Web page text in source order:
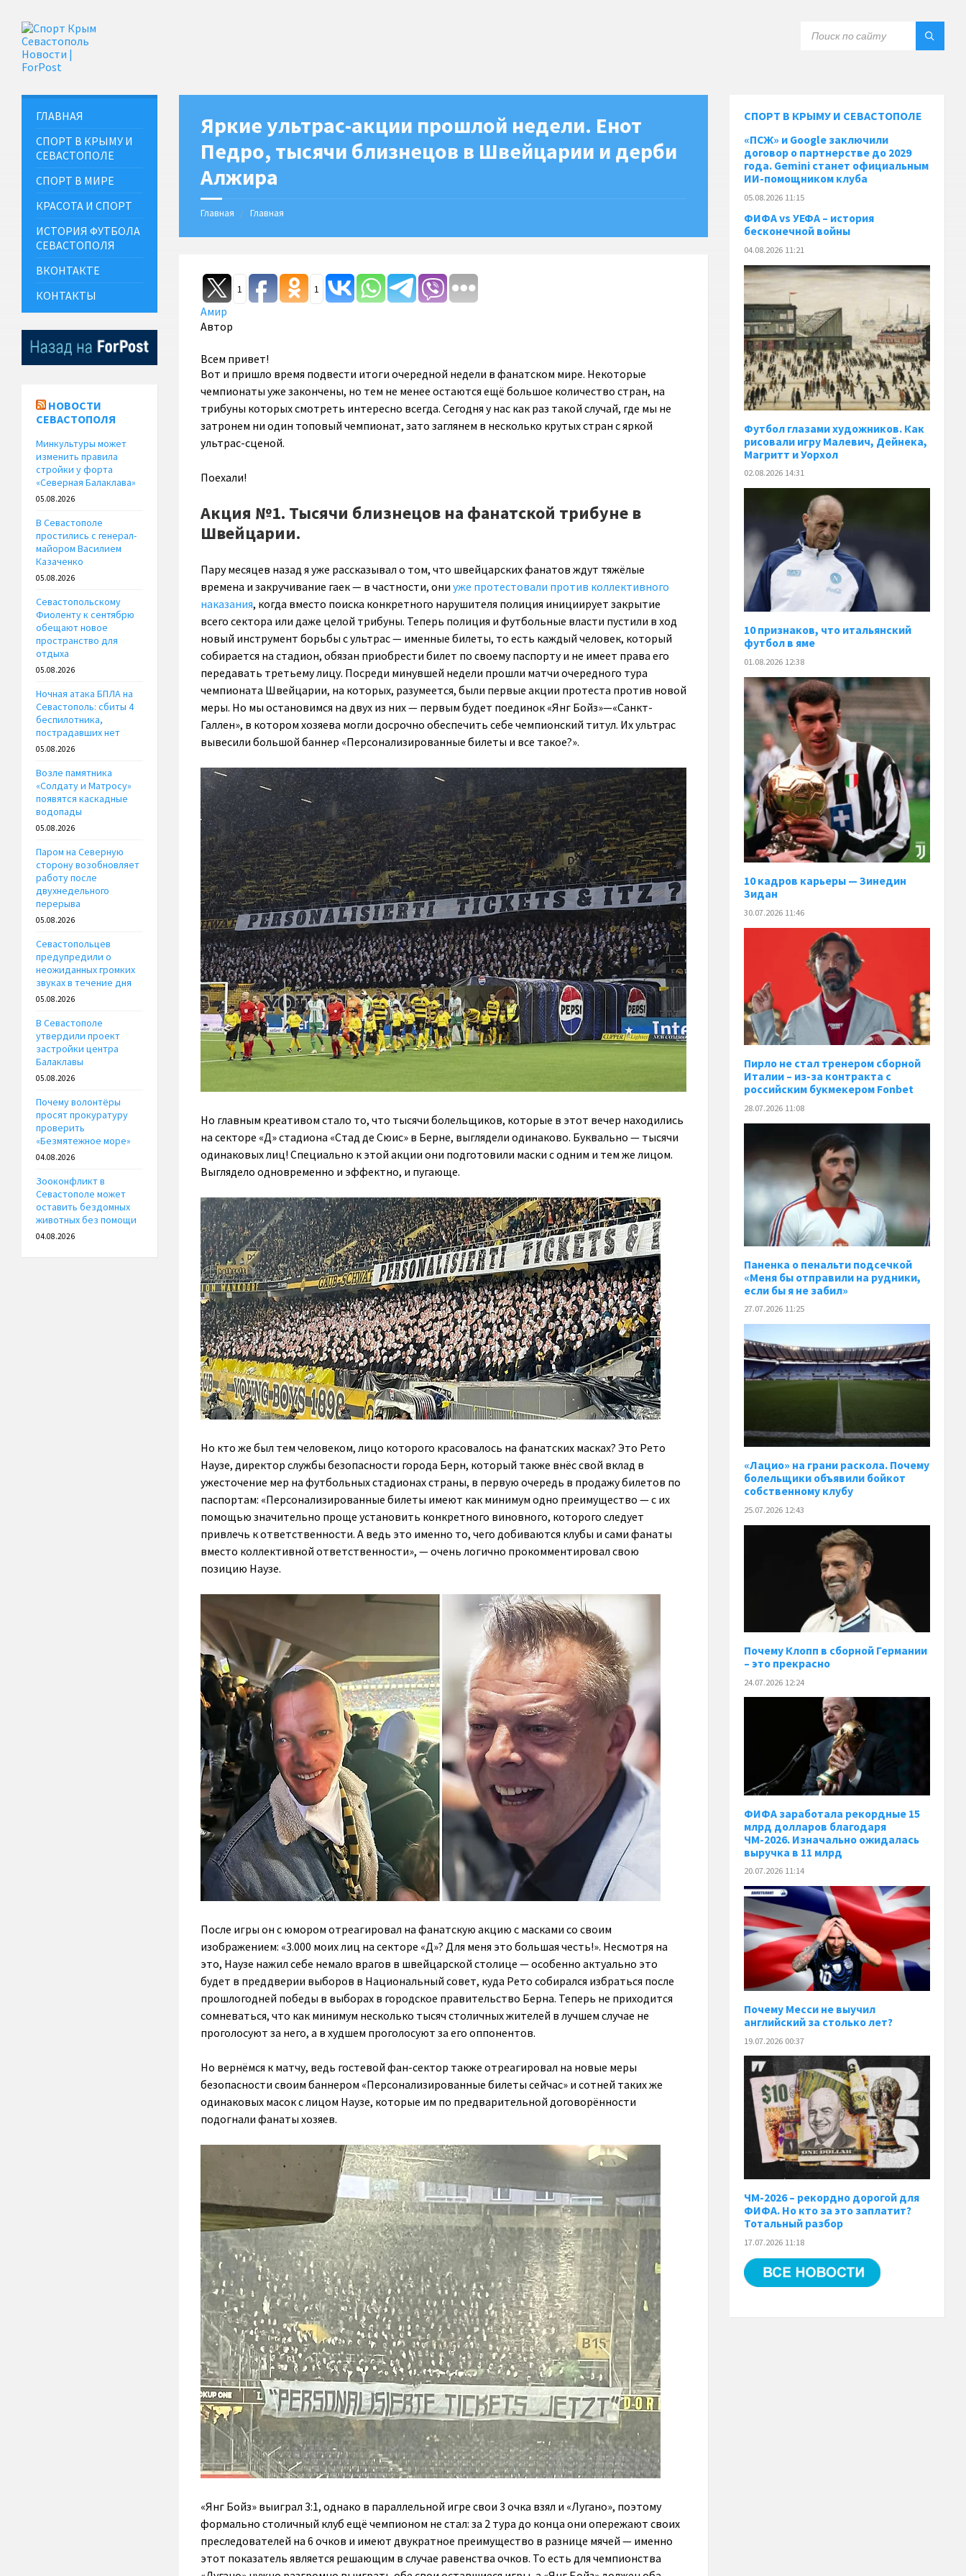
Яркие ультрас-акции прошлой недели. Енот
Педро, тысячи близнецов в Швейцарии и дерби
Алжира
Главная Главная
1 1
Амир
Автор
Всем привет!
Вот и пришло время подвести итоги очередной недели в фанатском мире. Некоторые
чемпионаты уже закончены, но тем не менее остаются ещё большое количество стран, на
трибуны которых смотреть интересно всегда. Сегодня у нас как раз такой случай, где мы не
затронем ни один топовый чемпионат, зато заглянем в несколько крутых стран с яркой
ультрас-сценой.
Поехали!
Акция №1. Тысячи близнецов на фанатской трибуне в
Швейцарии.
Пару месяцев назад я уже рассказывал о том, что швейцарских фанатов ждут тяжёлые
времена и закручивание гаек — в частности, они уже протестовали против коллективного
наказания, когда вместо поиска конкретного нарушителя полиция инициирует закрытие
всего сектора или даже целой трибуны. Теперь полиция и футбольные власти пустили в ход
новый инструмент борьбы с ультрас — именные билеты, то есть каждый человек, который
собирается на стадион, обязан приобрести билет по своему паспорту и не имеет права его
передавать третьему лицу. Посреди минувшей недели прошли матчи очередного тура
чемпионата Швейцарии, на которых, разумеется, были первые акции протеста против новой
меры. Но мы остановимся на двух из них — первым будет поединок «Янг Бойз»—«Санкт-
Галлен», в котором хозяева могли досрочно обеспечить себе чемпионский титул. Их ультрас
вывесили большой баннер «Персонализированные билеты и все такое?».
Но главным креативом стало то, что тысячи болельщиков, которые в этот вечер находились
на секторе «Д» стадиона «Стад де Сюис»в Берне, выглядели одинаково. Буквально — тысячи
одинаковых лиц! Специально к этой акции они подготовили маски с одним и тем же лицом.
Выглядело одновременно и эффектно, и пугающе.
Но кто же был тем человеком, лицо которого красовалось на фанатских масках? Это Рето
Наузе, директор службы безопасности города Берн, который также внёс свой вклад в
ужесточение мер на футбольных стадионах страны, в первую очередь в продажу билетов по
паспортам: «Персонализированные билеты имеют как минимум одно преимущество — с их
помощью значительно проще установить конкретного виновного, которого следует
привлечь к ответственности. А ведь это именно то, чего добиваются клубы и сами фанаты
вместо коллективной ответственности», — очень логично прокомментировал свою
позицию Наузе.
После игры он с юмором отреагировал на фанатскую акцию с масками со своим
изображением: «3.000 моих лиц на секторе «Д»? Для меня это большая честь!». Несмотря на
это, Наузе нажил себе немало врагов в швейцарской столице — особенно актуально это
будет в преддверии выборов в Национальный совет, куда Рето собирался избраться после
прошлогодней победы в выборах в городское правительство Берна. Теперь не приходится
сомневаться, что как минимум несколько тысяч столичных жителей в лучшем случае не
проголосуют за него, а в худшем проголосуют за его оппонентов.
Но вернёмся к матчу, ведь гостевой фан-сектор также отреагировал на новые меры
безопасности своим баннером «Персонализированные билеты сейчас»и сотней таких же
одинаковых масок с лицом Наузе, которые им по предварительной договорённости
подогнали фанаты хозяев.
«Янг Бойз» выиграл 3:1, однако в параллельной игре свои 3 очка взял и «Лугано», поэтому
формально столичный клуб ещё чемпионом не стал: за 2 тура до конца они опережают своих
преследователей на 6 очков и имеют двукратное преимущество в разнице мячей — именно
этот показатель является решающим в случае равенства очков. То есть для чемпионства
ГЛАВНАЯ
СПОРТ В КРЫМУ И
СЕВАСТОПОЛЕ
СПОРТ В МИРЕ
КРАСОТА И СПОРТ
ИСТОРИЯ ФУТБОЛА
СЕВАСТОПОЛЯ
ВКОНТАКТЕ
КОНТАКТЫ
НОВОСТИ
СЕВАСТОПОЛЯ
Минкультуры может
изменить правила
стройки у форта
«Северная Балаклава»
05.08.2026
В Севастополе
простились с генерал-
майором Василием
Казаченко
05.08.2026
Севастопольскому
Фиоленту к сентябрю
обещают новое
пространство для
отдыха
05.08.2026
Ночная атака БПЛА на
Севастополь: сбиты 4
беспилотника,
пострадавших нет
05.08.2026
Возле памятника
«Солдату и Матросу»
появятся каскадные
водопады
05.08.2026
Паром на Северную
сторону возобновляет
работу после
двухнедельного
перерыва
05.08.2026
Севастопольцев
предупредили о
неожиданных громких
звуках в течение дня
05.08.2026
В Севастополе
утвердили проект
застройки центра
Балаклавы
05.08.2026
Почему волонтёры
просят прокуратуру
проверить
«Безмятежное море»
04.08.2026
Зооконфликт в
Севастополе может
оставить бездомных
животных без помощи
04.08.2026
СПОРТ В КРЫМУ И СЕВАСТОПОЛЕ
«ПСЖ» и Google заключили
договор о партнерстве до 2029
года. Gemini станет официальным
ИИ-помощником клуба
05.08.2026 11:15
ФИФА vs УЕФА – история
бесконечной войны
04.08.2026 11:21
Футбол глазами художников. Как
рисовали игру Малевич, Дейнека,
Магритт и Уорхол
02.08.2026 14:31
10 признаков, что итальянский
футбол в яме
01.08.2026 12:38
10 кадров карьеры — Зинедин
Зидан
30.07.2026 11:46
Пирло не стал тренером сборной
Италии – из-за контракта с
российским букмекером Fonbet
28.07.2026 11:08
Паненка o пенальти подсечкой
«Меня бы отправили на рудники,
если бы я не забил»
27.07.2026 11:25
«Лацио» на грани раскола. Почему
болельщики объявили бойкот
собственному клубу
25.07.2026 12:43
Почему Клопп в сборной Германии
– это прекрасно
24.07.2026 12:24
ФИФА заработала рекордные 15
млрд долларов благодаря
ЧМ-2026. Изначально ожидалась
выручка в 11 млрд
20.07.2026 11:14
Почему Месси не выучил
английский за столько лет?
19.07.2026 00:37
ЧМ-2026 – рекордно дорогой для
ФИФА. Но кто за это заплатит?
Тотальный разбор
17.07.2026 11:18